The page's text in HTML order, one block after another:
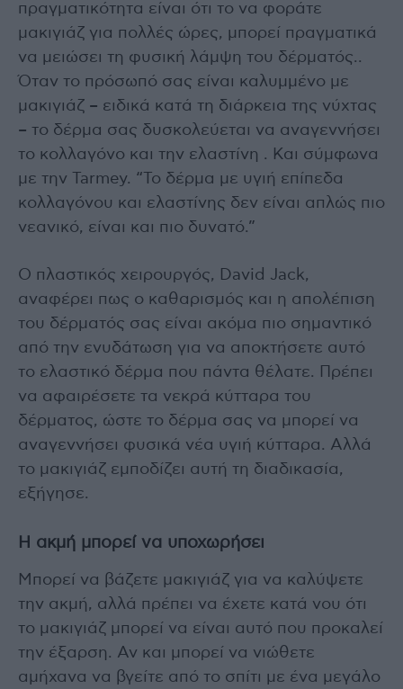
πραγματικότητα είναι ότι το να φοράτε
μακιγιάζ για πολλές ώρες, μπορεί πραγματικά
να μειώσει τη φυσική λάμψη του δέρματός..
Όταν το πρόσωπό σας είναι καλυμμένο με
μακιγιάζ – ειδικά κατά τη διάρκεια της νύχτας
– το δέρμα σας δυσκολεύεται να αναγεννήσει
το κολλαγόνο και την ελαστίνη . Και σύμφωνα
με την Tarmey. “Το δέρμα με υγιή επίπεδα
κολλαγόνου και ελαστίνης δεν είναι απλώς πιο
νεανικό, είναι και πιο δυνατό.”
Ο πλαστικός χειρουργός, David Jack,
αναφέρει πως ο καθαρισμός και η απολέπιση
του δέρματός σας είναι ακόμα πιο σημαντικό
από την ενυδάτωση για να αποκτήσετε αυτό
το ελαστικό δέρμα που πάντα θέλατε. Πρέπει
να αφαιρέσετε τα νεκρά κύτταρα του
δέρματος, ώστε το δέρμα σας να μπορεί να
αναγεννήσει φυσικά νέα υγιή κύτταρα. Αλλά
το μακιγιάζ εμποδίζει αυτή τη διαδικασία,
εξήγησε.
Η ακμή μπορεί να υποχωρήσει
Μπορεί να βάζετε μακιγιάζ για να καλύψετε
την ακμή, αλλά πρέπει να έχετε κατά νου ότι
το μακιγιάζ μπορεί να είναι αυτό που προκαλεί
την έξαρση. Αν και μπορεί να νιώθετε
αμήχανα να βγείτε από το σπίτι με ένα μεγάλο